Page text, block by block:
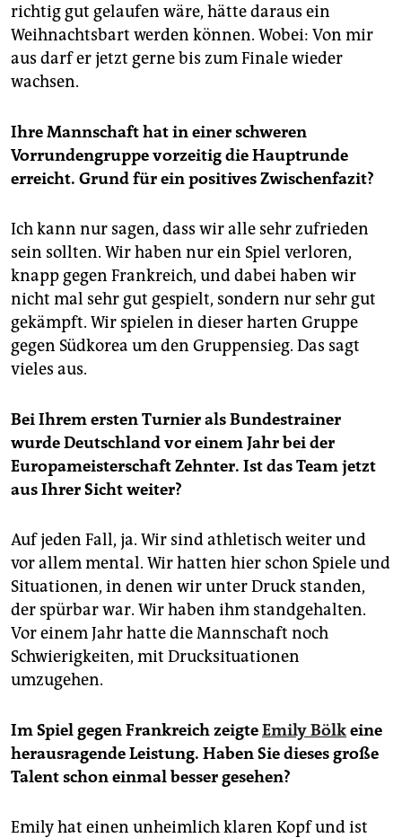
epaper login
richtig gut gelaufen wäre, hätte daraus ein
Weihnachtsbart werden können. Wobei: Von mir
aus darf er jetzt gerne bis zum Finale wieder
wachsen.
Ihre Mannschaft hat in einer schweren
Vorrunden­gruppe vorzeitig die Haupt­runde
erreicht. Grund für ein positives Zwischenfazit?
Ich kann nur sagen, dass wir alle sehr zufrieden
sein sollten. Wir haben nur ein Spiel verloren,
knapp gegen Frankreich, und dabei haben wir
nicht mal sehr gut gespielt, sondern nur sehr gut
gekämpft. Wir spielen in dieser harten Gruppe
gegen Südkorea um den Gruppensieg. Das sagt
vieles aus.
Bei Ihrem ersten Turnier als Bundestrainer
wurde Deutschland vor einem Jahr bei der
Europameisterschaft Zehnter. Ist das Team jetzt
aus Ihrer Sicht weiter?
Auf jeden Fall, ja. Wir sind athletisch weiter und
vor allem mental. Wir hatten hier schon Spiele und
Situationen, in denen wir unter Druck standen,
der spürbar war. Wir haben ihm standgehalten.
Vor einem Jahr hatte die ­Mannschaft noch
Schwierigkeiten, mit Drucksituationen
umzugehen.
Im Spiel gegen Frankreich zeigteEmily Bölkeine
herausragende Leistung. Haben Sie dieses große
Talent schon einmal besser gesehen?
Emily hat einen unheimlich klaren Kopf und ist